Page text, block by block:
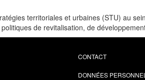
territoriales et urbaines (STU) au
de revitalisation, de
CONTACT
DONNÉES